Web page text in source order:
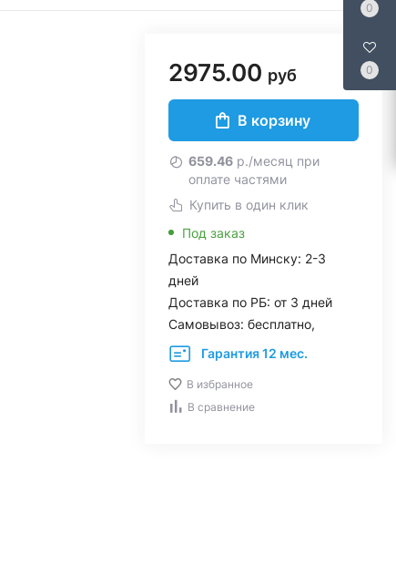
0
0
2975.00 руб
В корзину
659.46р./месяц при
оплате частями
Купить в один клик
Под заказ
Доставка по Минску: 2-3
дней
Доставка по РБ: от 3 дней
Самовывоз: бесплатно,
Гарантия 12 мес.
В избранное
В сравнение